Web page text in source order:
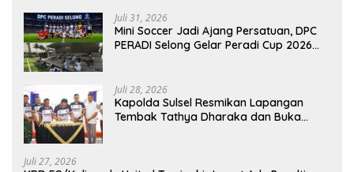
Juli 31, 2026
Mini Soccer Jadi Ajang Persatuan, DPC
PERADI Selong Gelar Peradi Cup 2026
Juli 28, 2026
Kapolda Sulsel Resmikan Lapangan
Tembak Tathya Dharaka dan Buka
Juli 27, 2026